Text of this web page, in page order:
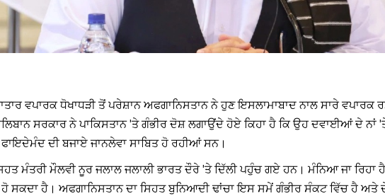
ਵਪਾਰਕ ਧੋਖਾਧੜੀ ਤੋਂ ਪਰੇਸ਼ਾਨ ਅਫਗਾਨਿਸਤਾਨ ਨੇ ਹੁਣ ਇਸਲਾਮਾਬਾਦ ਨਾਲ ਸਾਰੇ
ਸਰਕਾਰ ਨੇ ਪਾਕਿਸਤਾਨ 'ਤੇ ਗੰਭੀਰ ਦੋਸ਼ ਲਗਾਉਂਦੇ ਹੋਏ ਕਿਹਾ ਹੈ ਕਿ ਉਹ ਦਵਾਈਆਂ ਦੇ
ਦੀ ਬਜਾਏ ਜਾਨਲੇਵਾ ਸਾਬਿਤ ਹੋ ਰਹੀਆਂ ਸਨ।
ਮੰਤਰੀ ਮੌਲਵੀ ਨੂਰ ਜਲਾਲ ਜਲਾਲੀ ਭਾਰਤ ਦੌਰੇ 'ਤੇ ਦਿੱਲੀ ਪਹੁੰਚ ਗਏ ਹਨ। ਮੰਨਿਆ ਜਾ ਰਿਹਾ
ਹੋ ਸਕਦਾ ਹੈ। ਅਫਗਾਨਿਸਤਾਨ ਦਾ ਸਿਹਤ ਬੁਨਿਆਦੀ ਢਾਂਚਾ ਇਸ ਸਮੇਂ ਗੰਭੀਰ ਸੰਕਟ ਵਿੱਚ ਹੈ